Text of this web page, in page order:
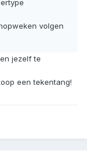
volgen
jezelf te
een tekentang!